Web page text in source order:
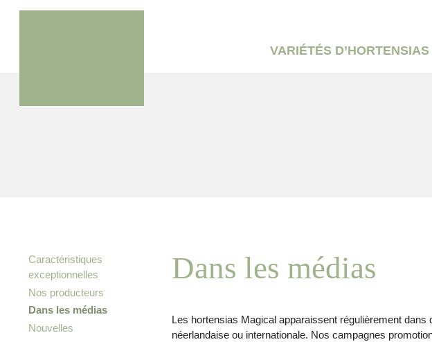
VARIÉTÉS D’HORTENSIAS
Caractéristiques
exceptionnelles
Nos producteurs
Dans les médias
Nouvelles
Dans les médias
Les hortensias Magical apparaissent régulièrement
néerlandaise ou internationale. Nos campagnes